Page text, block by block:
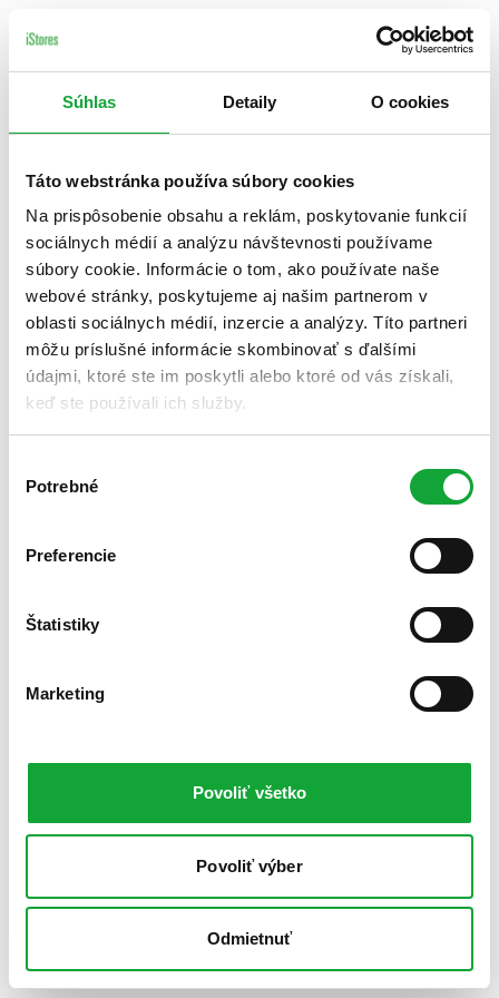
Súhlas Detaily O cookies
Táto webstránka používa súbory cookies
Na prispôsobenie obsahu a reklám, poskytovanie funkcií
sociálnych médií a analýzu návštevnosti používame
súbory cookie. Informácie o tom, ako používate naše
webové stránky, poskytujeme aj našim partnerom v
oblasti sociálnych médií, inzercie a analýzy. Títo partneri
môžu príslušné informácie skombinovať s ďalšími
údajmi, ktoré ste im poskytli alebo ktoré od vás získali,
keď ste používali ich služby.
súhlasu
Potrebné
Preferencie
Štatistiky
Marketing
Povoliť všetko
Povoliť výber
Odmietnuť